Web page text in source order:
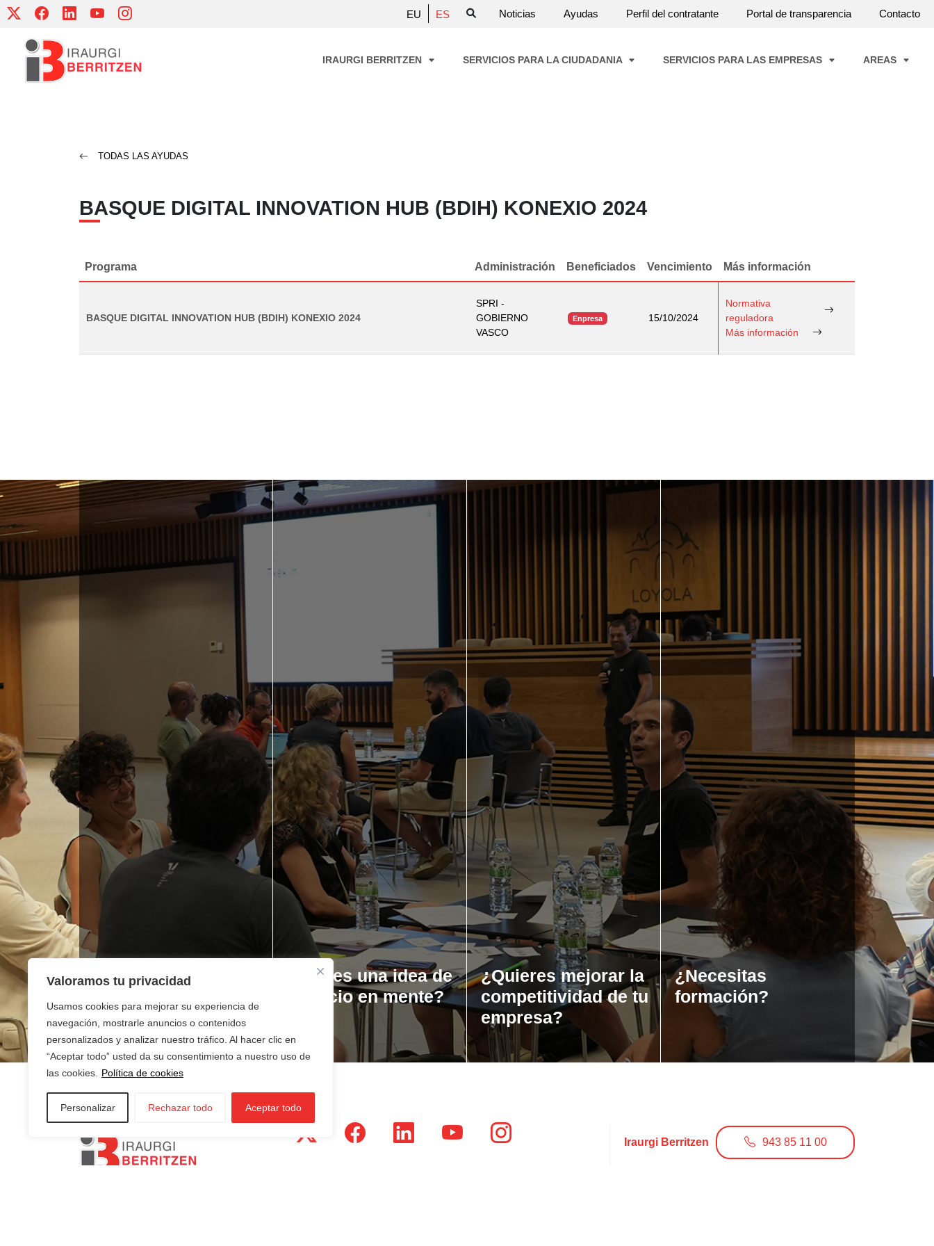
Valoramos tu privacidad
Usamos cookies para mejorar su experiencia de
navegación, mostrarle anuncios o contenidos
personalizados y analizar nuestro tráfico. Al hacer clic en
“Aceptar todo” usted da su consentimiento a nuestro uso de
las cookies.
Política de cookies
Personalizar Rechazar todo Aceptar todo
Skip
content
EU ES Noticias Ayudas Perfil del contratante Portal de transparencia Contacto
IRAURGI BERRITZEN SERVICIOS PARA LA CIUDADANIA SERVICIOS PARA LAS EMPRESAS AREAS
TODAS LAS AYUDAS
BASQUE DIGITAL INNOVATION HUB (BDIH) KONEXIO 2024
Programa Administración Beneficiados Vencimiento Más información
BASQUE DIGITAL INNOVATION HUB (BDIH) KONEXIO 2024
SPRI -
GOBIERNO
VASCO
Enpresa 15/10/2024
Normativa
reguladora
Más información
¿Buscas empleo?
¿Tienes una idea de
negocio en mente?
¿Quieres mejorar la
competitividad de tu
empresa?
¿Necesitas
formación?
Iraurgi Berritzen 943 85 11 00